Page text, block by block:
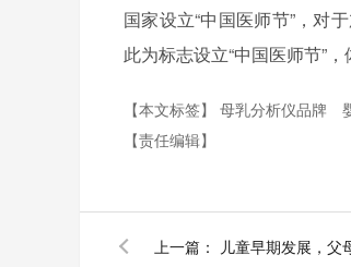
国家设立“中国医师节”，对
此为标志设立“中国医师节”
【本文标签】 母乳分析仪品牌
【责任编辑】
上一篇： 儿童早期发展，父